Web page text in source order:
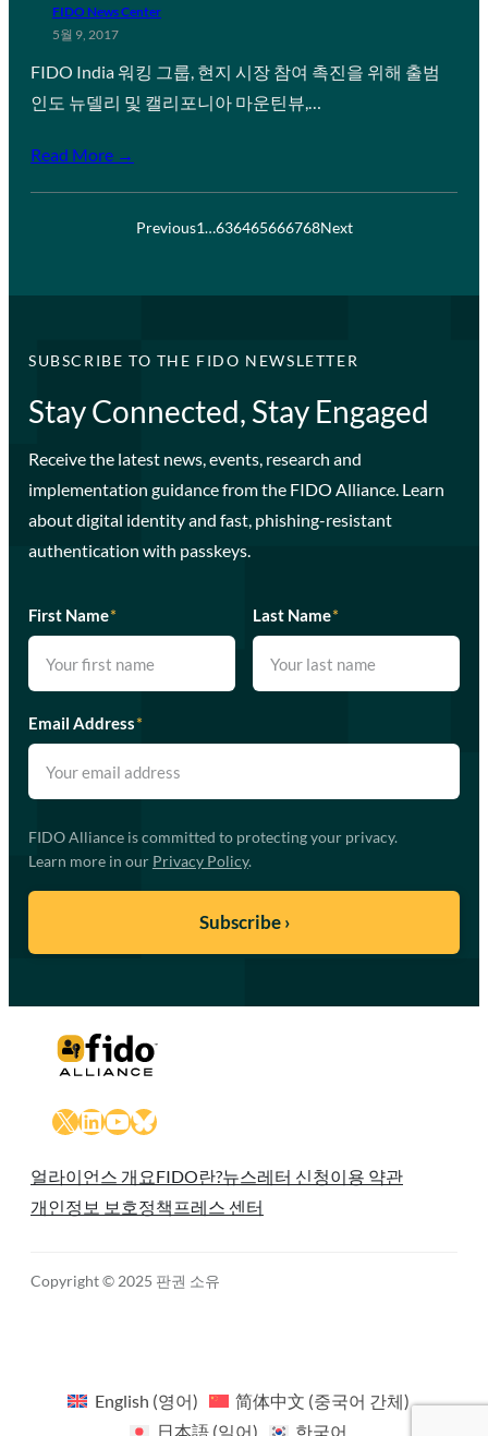
FIDO News Center
5월 9, 2017
FIDO India 워킹 그룹, 현지 시장 참여 촉진을 위해 출범
인도 뉴델리 및 캘리포니아 마운틴뷰,…
Read More →
Previous1…636465666768Next
SUBSCRIBE TO THE FIDO NEWSLETTER
Stay Connected, Stay Engaged
Receive the latest news, events, research and
implementation guidance from the FIDO Alliance. Learn
about digital identity and fast, phishing-resistant
authentication with passkeys.
First Name* Last Name*
Email Address*
FIDO Alliance is committed to protecting your privacy.
Learn more in our Privacy Policy.
X LinkedIn
YouTube
Bluesky
얼라이언스 개요FIDO란?뉴스레터 신청이용 약관
개인정보 보호정책 프레스 센터
Copyright © 2025 판권 소유
English (영어) 简体中文 (중국어 간체)
日本語(일어) 한국어